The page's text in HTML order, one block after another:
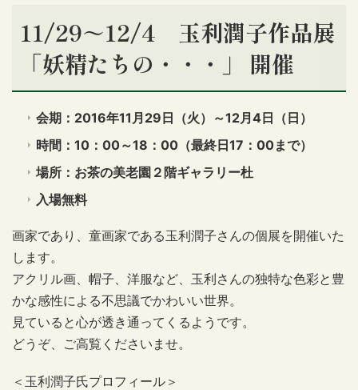
11/29～12/4 玉利潤子作品展
「妖精たちの・・・」 開催
会期：2016年11月29日（火）～12月4日（日）
時間：10：00～18：00（最終日17：00まで）
場所：お茶の美老園２階ギャラリー杜
入場無料
画家であり、童画家である玉利潤子さんの個展を開催いた
します。
アクリル画、帽子、洋服など、玉利さんの独特な色彩と豊
かな感性による不思議でかわいい世界。
見ていると心が透き通ってくるようです。
どうぞ、ご高覧くださいませ。
＜玉利潤子氏プロフィール＞